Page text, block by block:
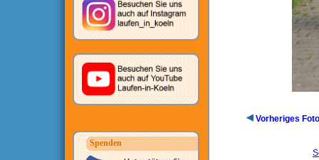
Spenden
Vorheriges Foto